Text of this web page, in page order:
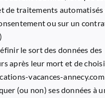
de traitements automatisés
ou sur un
le sort des données des
après leur mort et de
vacances-annecy.com
(ou non) ses données à